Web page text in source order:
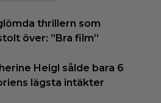
thrillern som
över: ”Bra film”
Heigl sålde bara 6
lägsta intäkter